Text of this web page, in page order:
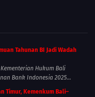
Tahunan BI Jadi Wadah
Hukum Bali
Bank Indonesia 2025...
Timur, Kemenkum Bali–